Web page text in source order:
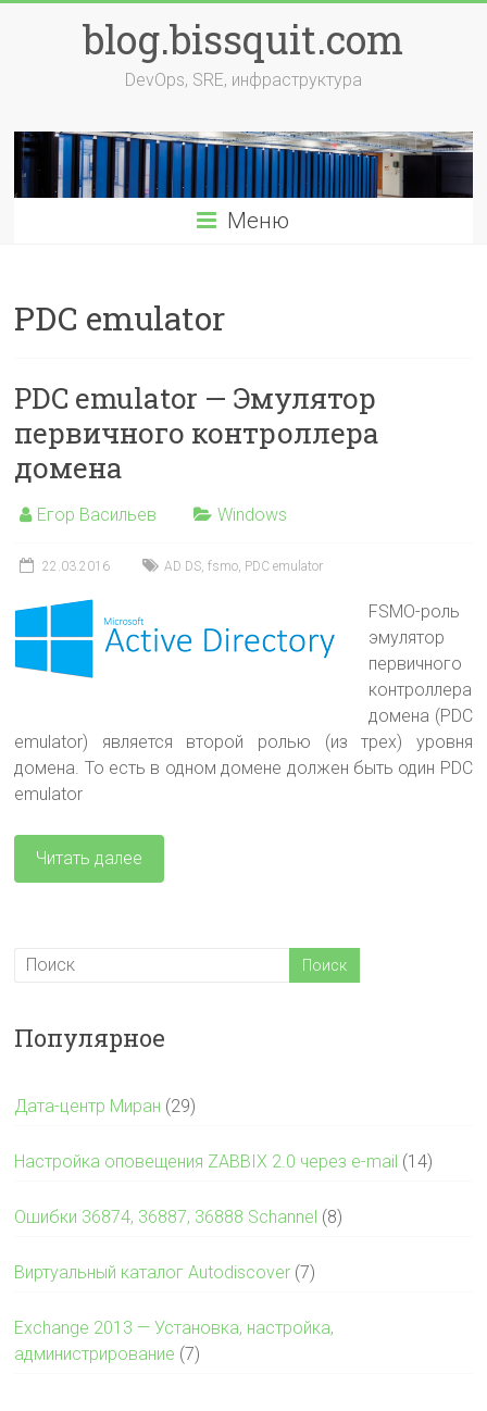
содержимомуblog.bissquit.com
DevOps, SRE, инфраструктура
Меню
PDC emulator
PDC emulator — Эмулятор
первичного контроллера
домена
Егор Васильев Windows
22.03.2016 AD DS,fsmo, PDC emulator
FSMO-роль
эмулятор
первичного
контроллера
домена (PDC
emulator) является второй ролью (из трех) уровня
домена. То есть в одном домене должен быть один PDC
emulator
Читать далее
Популярное
Дата-центр Миран (29)
Настройка оповещения ZABBIX 2.0 через e-mail (14)
Ошибки 36874, 36887, 36888 Schannel (8)
Виртуальный каталог Autodiscover (7)
Exchange 2013 — Установка, настройка,
администрирование (7)